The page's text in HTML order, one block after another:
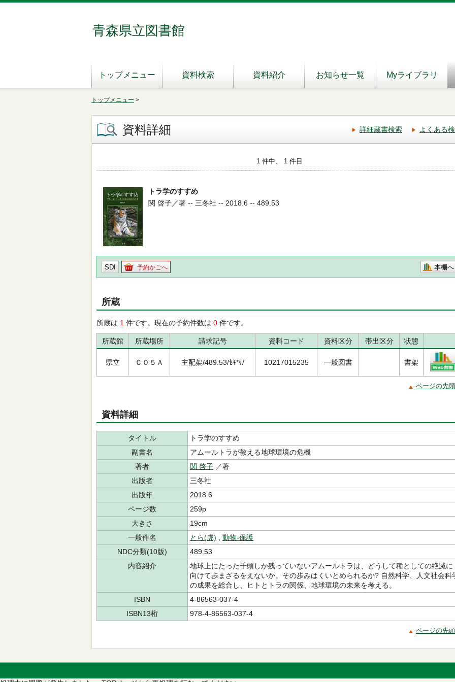
青森県立図書館
トップメニュー 資料検索 資料紹介 お知らせ一覧 Myライブラリ
トップメニュー >
資料詳細 詳細蔵書検索 よくある
1 件中、 1 件目
トラ学のすすめ
関 啓子／著 -- 三冬社 -- 2018.6 -- 489.53
SDI 予約かごへ 本棚へ
所蔵
所蔵は 1 件です。現在の予約件数は 0 件です。
所蔵館 所蔵場所 請求記号 資料コード 資料区分 帯出区分 状態
県立 Ｃ０５Ａ 主配架/489.53/ｾｷ*ｹ/ 10217015235 一般図書 書架
ページの先
資料詳細
タイトル
トラ学のすすめ
副書名
アムールトラが教える地球環境の危機
著者
関 啓子 ／著
出版者
三冬社
出版年
2018.6
ページ数
259p
大きさ
19cm
一般件名
とら(虎)
動物-保護
NDC分類(10版)
489.53
内容紹介
地球上にたった千頭しか残っていないアムールトラは、どうして種としての絶滅に
向けて歩まざるをえないか。その歩みはくいとめられるか? 自然科学、人文社会科
の成果を総合し、ヒトとトラの関係、地球環境の未来を考える。
ISBN
4-86563-037-4
ISBN13桁
978-4-86563-037-4
ページの先